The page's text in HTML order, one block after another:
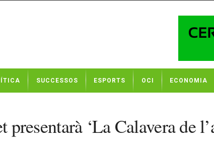
SUCCESSOS ESPORTS OCI ECONOMIA
presentarà ‘La Calavera de